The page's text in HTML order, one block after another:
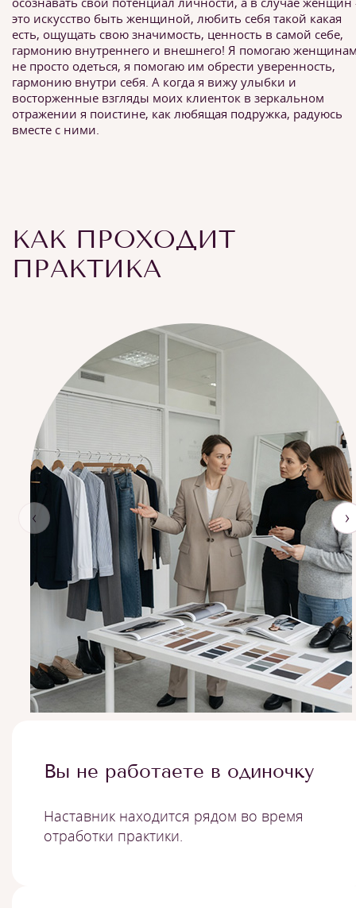
это искусство быть женщиной, любить себя такой какая
есть, ощущать свою значимость, ценность в самой себе,
гармонию внутреннего и внешнего! Я помогаю
не просто одеться, я помогаю им обрести уверенность,
гармонию внутри себя. А когда я вижу улыбки и
восторженные взгляды моих клиенток в зеркальном
отражении я поистине, как любящая подружка, радуюсь
вместе с ними.
КАК ПРОХОДИТ
ПРАКТИКА
‹ ›
Вы не работаете в одиночку
Наставник находится рядом во время
отработки практики.